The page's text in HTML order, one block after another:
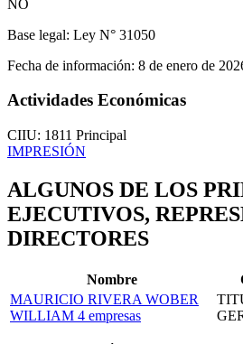
NO
Base legal: Ley N° 31050
Fecha de información: 8 de enero de
Actividades Económicas
CIIU: 1811 Principal
IMPRESIÓN
ALGUNOS DE LOS
EJECUTIVOS,
DIRECTORES
Nombre
MAURICIO RIVERA WOBER
WILLIAM 4 empresas